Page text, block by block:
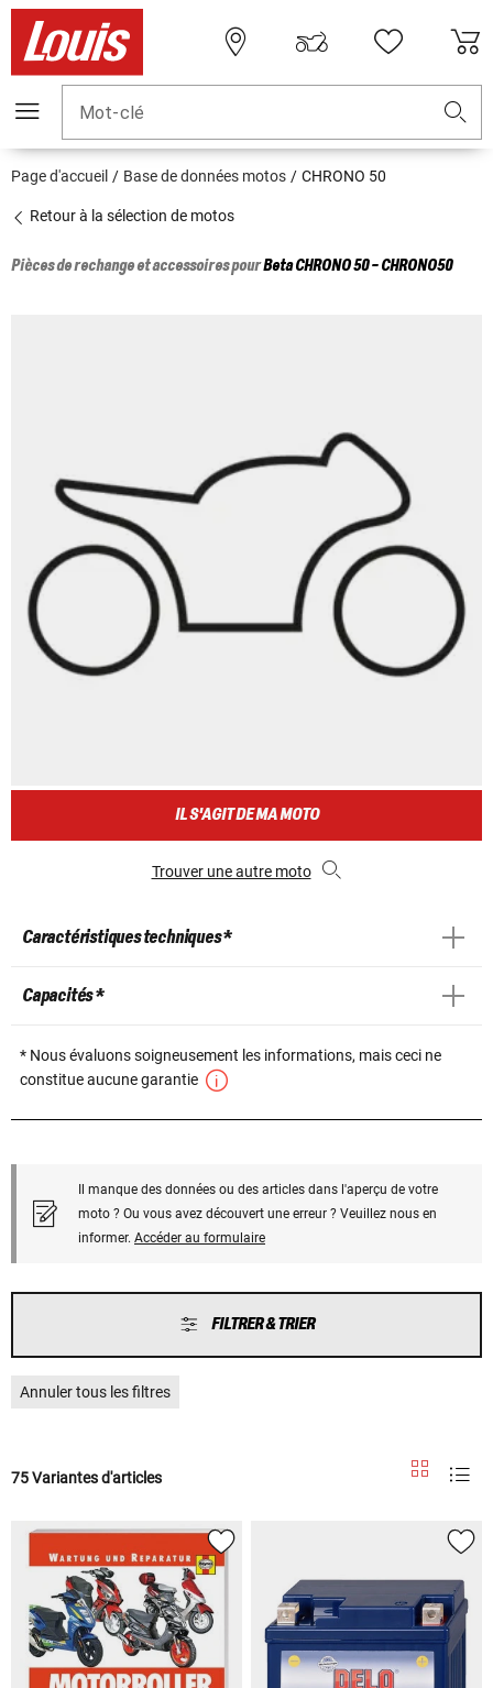
Mot-clé
Page d'accueil Base de données motos CHRONO 50
Retour à la sélection de motos
Pièces de rechange et accessoires pourBetaCHRONO 50 - CHRONO50
IL S'AGIT DE MA MOTO
Trouver une autre moto
Caractéristiques techniques *
Capacités *
* Nous évaluons soigneusement les informations, mais ceci ne
constitue aucune garantie
Il manque des données ou des articles dans l'aperçu de votre
moto ? Ou vous avez découvert une erreur ? Veuillez nous en
informer. Accéder au formulaire
FILTRER & TRIER
Annuler tous les filtres
75 Variantes d'articles